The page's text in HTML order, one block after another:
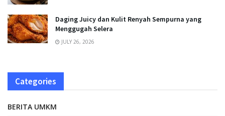
Daging Juicy dan Kulit Renyah Sempurna yang
Menggugah Selera
JULY 26, 2026
Categories
BERITA UMKM